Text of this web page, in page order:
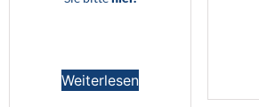
Weiterlesen